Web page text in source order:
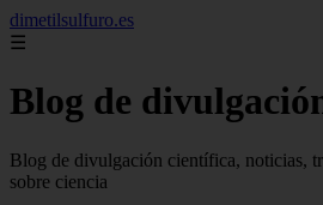
dimetilsulfuro.es
☰
Blog de
Blog de divulgación científica, noticias,
sobre ciencia